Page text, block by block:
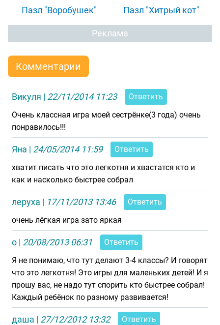
Пазл "Воробушек" Пазл "Хитрый кот"
Реклама
Комментарии
Викуля | 22/11/2014 11:23
Ответить
Очень классная игра моей сестрёнке(3 года) очень
понравилось!!!
Яна | 24/05/2014 11:59
Ответить
хватит писать что это легкотня и хвастатся кто и
как и насколько быстрее собрал
леруха | 17/11/2013 13:46
Ответить
очень лёгкая игра зато яркая
о | 20/08/2013 06:31
Ответить
Я не понимаю, что тут делают 3-4 классы? И говорят
что это легкотня! Это игры для маленьких детей! И я
прошу вас, не надо тут спорить кто быстрее собрал!
Каждый ребёнок по разному развивается!
даша | 27/12/2012 13:32
Ответить